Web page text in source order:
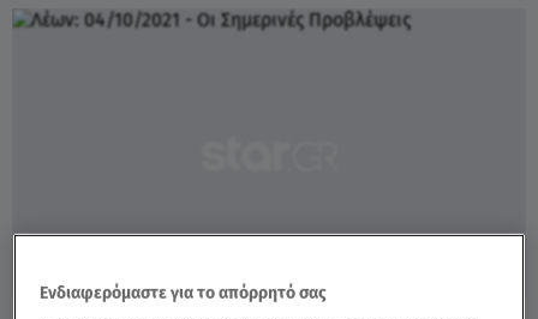
Ενδιαφερόμαστε για το απόρρητό σας